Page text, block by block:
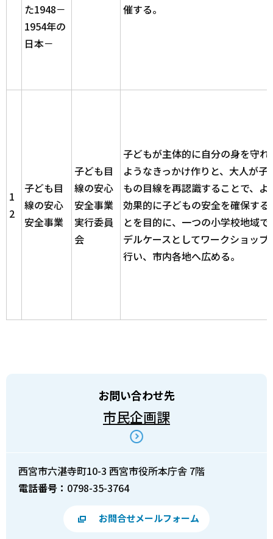
た1948－
1954年の
日本－
催する。
1
2
子ども目
線の安心
安全事業
子ども目
線の安心
安全事業
実行委員
会
子どもが主体的に自分の身を守れ
ようなきっかけ作りと、大人が子
もの目線を再認識することで、よ
効果的に子どもの安全を確保する
とを目的に、一つの小学校地域で
デルケースとしてワークショップ
行い、市内各地へ広める。
お問い合わせ先
市民企画課
西宮市六湛寺町10-3 西宮市役所本庁舎 7階
電話番号： 0798-35-3764
お問合せメールフォーム